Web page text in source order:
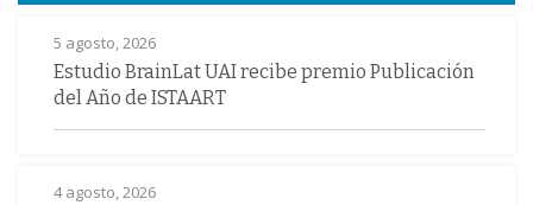
5 agosto, 2026
Estudio BrainLat UAI recibe premio Publicación
del Año de ISTAART
4 agosto, 2026